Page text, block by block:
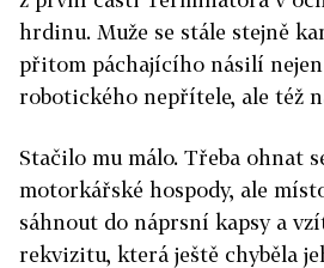
hrdinu. Muže se stále stejně
přitom páchajícího násilí
robotického nepřítele, ale též
Stačilo mu málo. Třeba ohnat
motorkářské hospody, ale
sáhnout do náprsní kapsy a
rekvizitu, která ještě chyběla